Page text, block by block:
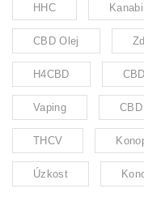
HHC
CBD Olej
H4CBD
Vaping
THCV
Úzkost